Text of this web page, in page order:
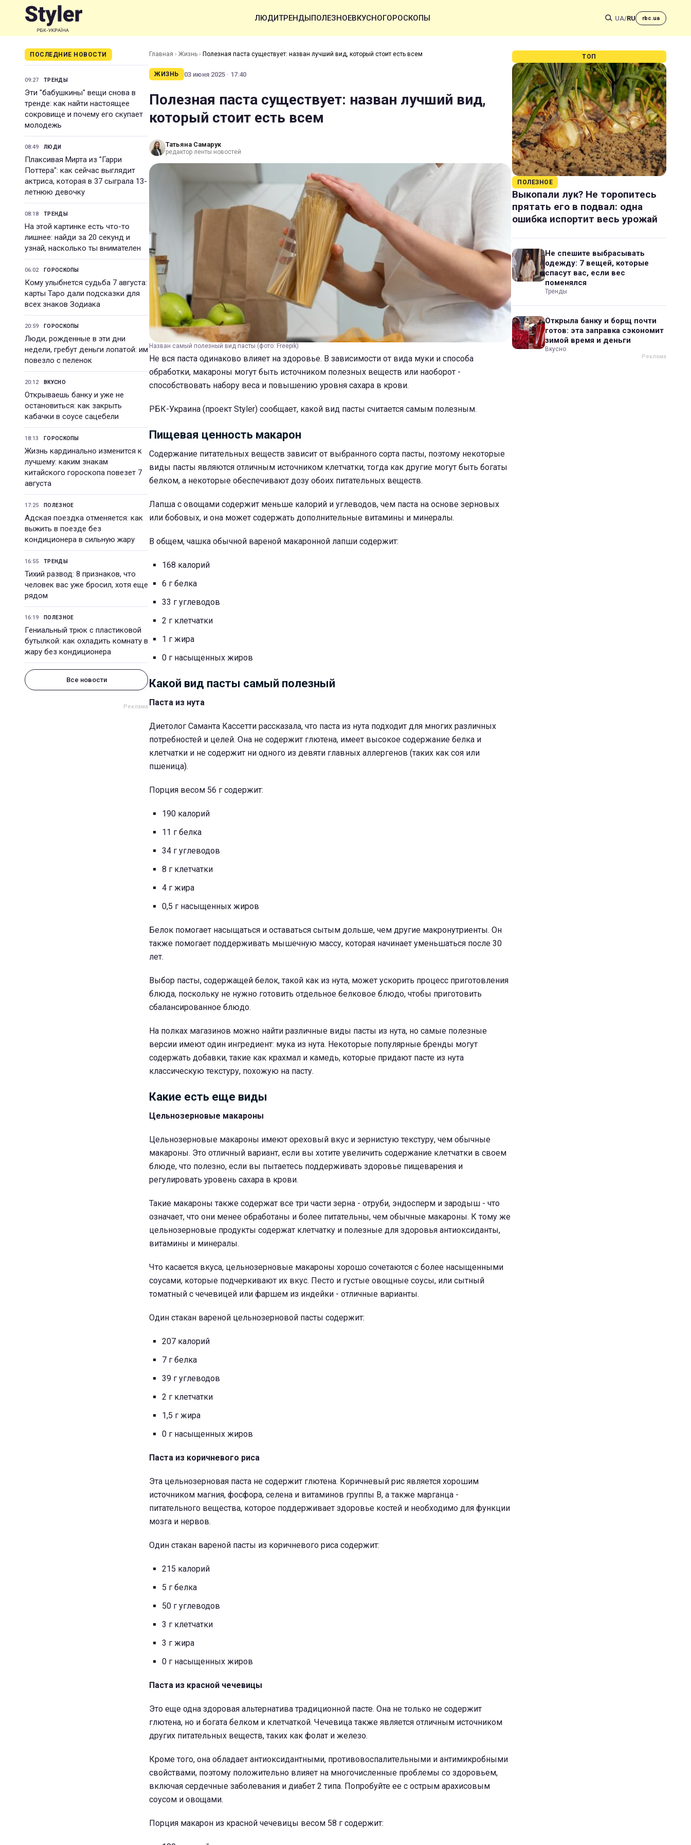
ЛЮДИТРЕНДЫПОЛЕЗНОЕВКУСНОГОРОСКОПЫ UA/RU rbc.ua
ПОСЛЕДНИЕ НОВОСТИ
09:27 ТРЕНДЫ
Эти "бабушкины" вещи снова в
тренде: как найти настоящее
сокровище и почему его скупает
молодежь
08:49 ЛЮДИ
Плаксивая Мирта из "Гарри
Поттера": как сейчас выглядит
актриса, которая в 37 сыграла 13-
летнюю девочку
08:18 ТРЕНДЫ
На этой картинке есть что-то
лишнее: найди за 20 секунд и
узнай, насколько ты внимателен
06:02 ГОРОСКОПЫ
Кому улыбнется судьба 7 августа:
карты Таро дали подсказки для
всех знаков Зодиака
20:59 ГОРОСКОПЫ
Люди, рожденные в эти дни
недели, гребут деньги лопатой: им
повезло с пеленок
20:12 ВКУСНО
Открываешь банку и уже не
остановиться: как закрыть
кабачки в соусе сацебели
18:13 ГОРОСКОПЫ
Жизнь кардинально изменится к
лучшему: каким знакам
китайского гороскопа повезет 7
августа
17:25 ПОЛЕЗНОЕ
Адская поездка отменяется: как
выжить в поезде без
кондиционера в сильную жару
16:55 ТРЕНДЫ
Тихий развод: 8 признаков, что
человек вас уже бросил, хотя еще
рядом
16:19 ПОЛЕЗНОЕ
Гениальный трюк с пластиковой
бутылкой: как охладить комнату в
жару без кондиционера
Все новости
Главная › Жизнь › Полезная паста существует: назван лучший вид, который стоит есть всем
ЖИЗНЬ 03 июня 2025 · 17:40
Полезная паста существует: назван лучший вид,
который стоит есть всем
Татьяна Самарук
редактор ленты новостей
Назван самый полезный вид пасты (фото: Freepik)
Не вся паста одинаково влияет на здоровье. В зависимости от вида муки и способа
обработки, макароны могут быть источником полезных веществ или наоборот -
способствовать набору веса и повышению уровня сахара в крови.
РБК-Украина (проект Styler) сообщает, какой вид пасты считается самым полезным.
Пищевая ценность макарон
Содержание питательных веществ зависит от выбранного сорта пасты, поэтому некоторые
виды пасты являются отличным источником клетчатки, тогда как другие могут быть богаты
белком, а некоторые обеспечивают дозу обоих питательных веществ.
Лапша с овощами содержит меньше калорий и углеводов, чем паста на основе зерновых
или бобовых, и она может содержать дополнительные витамины и минералы.
В общем, чашка обычной вареной макаронной лапши содержит:
168 калорий
6 г белка
33 г углеводов
2 г клетчатки
1 г жира
0 г насыщенных жиров
Какой вид пасты самый полезный
Паста из нута
Диетолог Саманта Кассетти рассказала, что паста из нута подходит для многих различных
потребностей и целей. Она не содержит глютена, имеет высокое содержание белка и
клетчатки и не содержит ни одного из девяти главных аллергенов (таких как соя или
пшеница).
Порция весом 56 г содержит:
190 калорий
11 г белка
34 г углеводов
8 г клетчатки
4 г жира
0,5 г насыщенных жиров
Белок помогает насыщаться и оставаться сытым дольше, чем другие макронутриенты. Он
также помогает поддерживать мышечную массу, которая начинает уменьшаться после 30
лет.
Выбор пасты, содержащей белок, такой как из нута, может ускорить процесс приготовления
блюда, поскольку не нужно готовить отдельное белковое блюдо, чтобы приготовить
сбалансированное блюдо.
На полках магазинов можно найти различные виды пасты из нута, но самые полезные
версии имеют один ингредиент: мука из нута. Некоторые популярные бренды могут
содержать добавки, такие как крахмал и камедь, которые придают пасте из нута
классическую текстуру, похожую на пасту.
Какие есть еще виды
Цельнозерновые макароны
Цельнозерновые макароны имеют ореховый вкус и зернистую текстуру, чем обычные
макароны. Это отличный вариант, если вы хотите увеличить содержание клетчатки в своем
блюде, что полезно, если вы пытаетесь поддерживать здоровье пищеварения и
регулировать уровень сахара в крови.
Такие макароны также содержат все три части зерна - отруби, эндосперм и зародыш - что
означает, что они менее обработаны и более питательны, чем обычные макароны. К тому же
цельнозерновые продукты содержат клетчатку и полезные для здоровья антиоксиданты,
витамины и минералы.
Что касается вкуса, цельнозерновые макароны хорошо сочетаются с более насыщенными
соусами, которые подчеркивают их вкус. Песто и густые овощные соусы, или сытный
томатный с чечевицей или фаршем из индейки - отличные варианты.
Один стакан вареной цельнозерновой пасты содержит:
207 калорий
7 г белка
39 г углеводов
2 г клетчатки
1,5 г жира
0 г насыщенных жиров
Паста из коричневого риса
Эта цельнозерновая паста не содержит глютена. Коричневый рис является хорошим
источником магния, фосфора, селена и витаминов группы B, а также марганца -
питательного вещества, которое поддерживает здоровье костей и необходимо для функции
мозга и нервов.
Один стакан вареной пасты из коричневого риса содержит:
215 калорий
5 г белка
50 г углеводов
3 г клетчатки
3 г жира
0 г насыщенных жиров
Паста из красной чечевицы
Это еще одна здоровая альтернатива традиционной пасте. Она не только не содержит
глютена, но и богата белком и клетчаткой. Чечевица также является отличным источником
других питательных веществ, таких как фолат и железо.
Кроме того, она обладает антиоксидантными, противовоспалительными и антимикробными
свойствами, поэтому положительно влияет на многочисленные проблемы со здоровьем,
включая сердечные заболевания и диабет 2 типа. Попробуйте ее с острым арахисовым
соусом и овощами.
Порция макарон из красной чечевицы весом 58 г содержит:
ТОП
ПОЛЕЗНОЕ
Выкопали лук? Не торопитесь
прятать его в подвал: одна
ошибка испортит весь урожай
Не спешите выбрасывать
одежду: 7 вещей, которые
спасут вас, если вес
поменялся
Тренды
Открыла банку и борщ почти
готов: эта заправка сэкономит
зимой время и деньги
Вкусно